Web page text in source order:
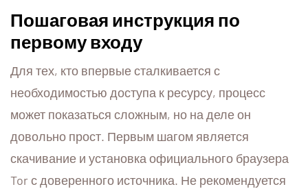
Пошаговая инструкция по
первому входу
Для тех, кто впервые сталкивается с
необходимостью доступа к ресурсу, процесс
может показаться сложным, но на деле он
довольно прост. Первым шагом является
скачивание и установка официального браузера
Tor с доверенного источника. Не рекомендуется